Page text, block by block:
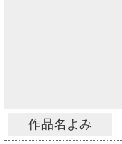
作品名よみ